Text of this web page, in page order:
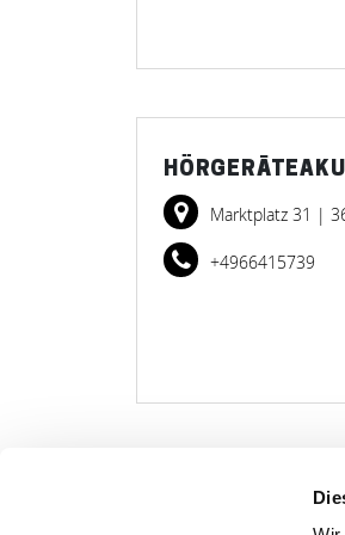
Marktplatz 31 |
+4966415739